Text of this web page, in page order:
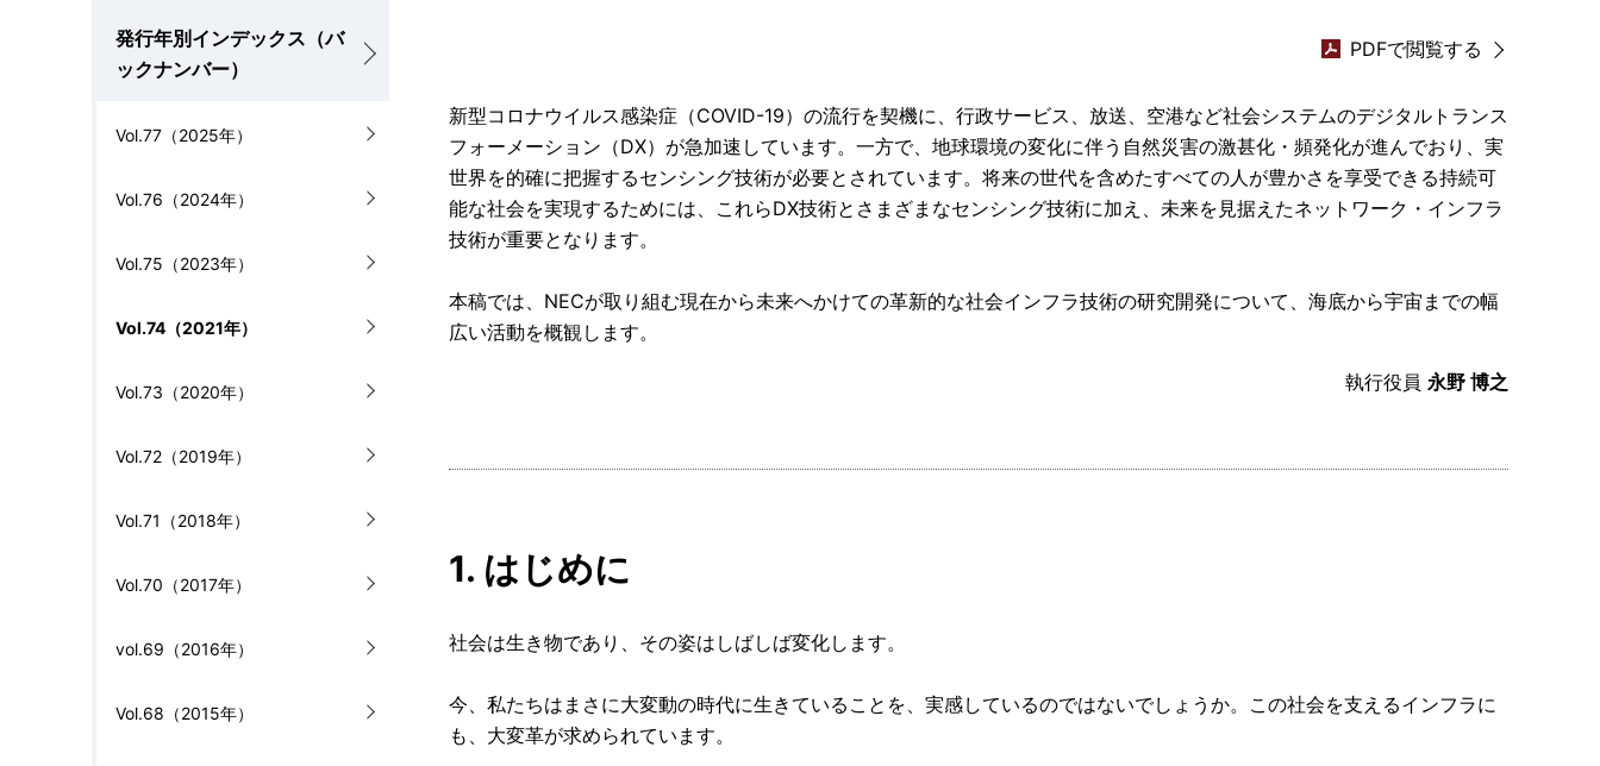
ル
ナ
ー
シ
発行年別インデックス（バ
ックナンバー）
Vol.77（2025年）
Vol.76（2024年）
Vol.75（2023年）
Vol.74（2021年）
Vol.73（2020年）
Vol.72（2019年）
Vol.71（2018年）
Vol.70（2017年）
vol.69（2016年）
Vol.68（2015年）
PDFで閲覧する
新型コロナウイルス感染症（COVID-19）の流行を契機に、行政サービス、放送、空港など社会システムのデジタルトランス
フォーメーション（DX）が急加速しています。一方で、地球環境の変化に伴う自然災害の激甚化・頻発化が進んでおり、実
世界を的確に把握するセンシング技術が必要とされています。将来の世代を含めたすべての人が豊かさを享受できる持続可
能な社会を実現するためには、これらDX技術とさまざまなセンシング技術に加え、未来を見据えたネットワーク・インフラ
技術が重要となります。
本稿では、NECが取り組む現在から未来へかけての革新的な社会インフラ技術の研究開発について、海底から宇宙までの幅
広い活動を概観します。
執行役員 永野 博之
1. はじめに
社会は生き物であり、その姿はしばしば変化します。
今、私たちはまさに大変動の時代に生きていることを、実感しているのではないでしょうか。この社会を支えるインフラに
も、大変革が求められています。